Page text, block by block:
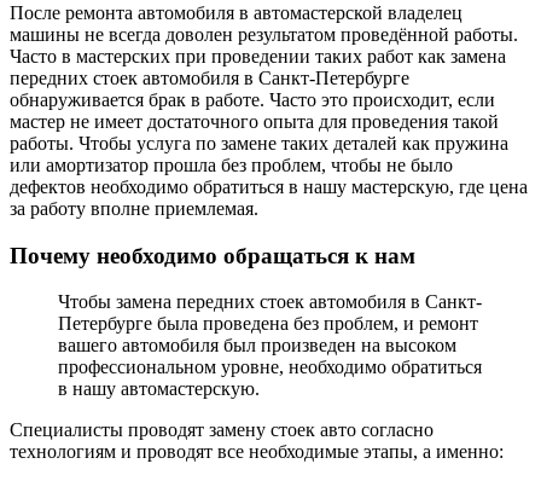
После ремонта автомобиля в автомастерской владелец
машины не всегда доволен результатом проведённой работы.
Часто в мастерских при проведении таких работ как замена
передних стоек автомобиля в Санкт-Петербурге
обнаруживается брак в работе. Часто это происходит, если
мастер не имеет достаточного опыта для проведения такой
работы. Чтобы услуга по замене таких деталей как пружина
или амортизатор прошла без проблем, чтобы не было
дефектов необходимо обратиться в нашу мастерскую, где цена
за работу вполне приемлемая.
Почему необходимо обращаться к нам
Чтобы замена передних стоек автомобиля в Санкт-
Петербурге была проведена без проблем, и ремонт
вашего автомобиля был произведен на высоком
профессиональном уровне, необходимо обратиться
в нашу автомастерскую.
Специалисты проводят замену стоек авто согласно
технологиям и проводят все необходимые этапы, а именно: